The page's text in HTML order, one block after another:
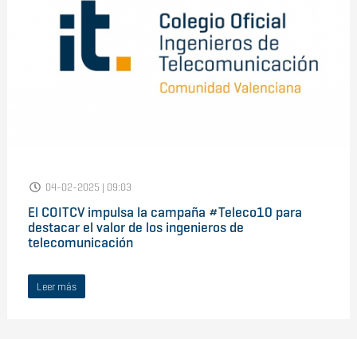
04-02-2025 | 09:03
El COITCV impulsa la campaña #Teleco10 para
destacar el valor de los ingenieros de
telecomunicación
Leer más